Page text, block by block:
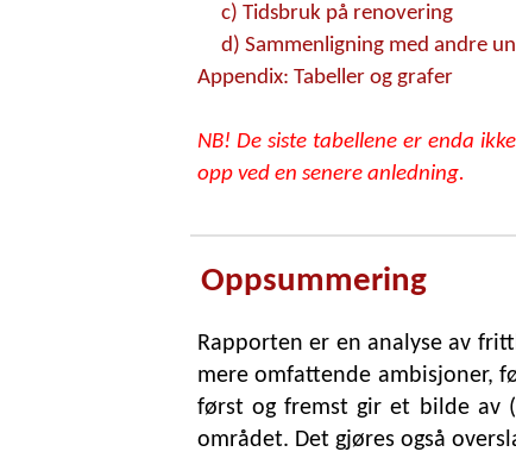
c) Tidsbruk på renovering
d) Sammenligning med andre
Appendix: Tabeller og grafer
NB! De siste tabellene er enda
opp ved en senere anledning.
Oppsummering
Rapporten er en analyse av
mere omfattende ambisjoner,
først og fremst gir et bilde av
området. Det gjøres også